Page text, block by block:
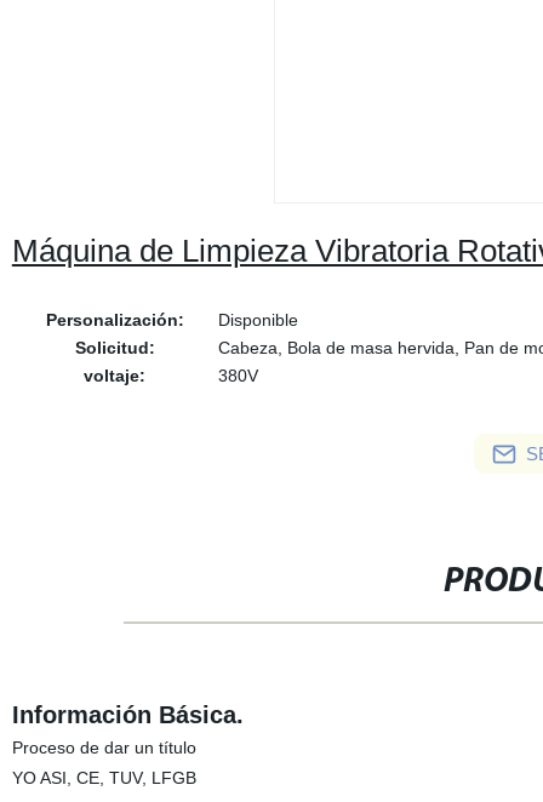
Máquina de Limpieza Vibratoria
Personalización:
Disponible
Solicitud:
Cabeza, Bola de masa hervida, Pan de
voltaje:
380V
Información Básica.
Proceso de dar un título
YO ASI, CE, TUV, LFGB